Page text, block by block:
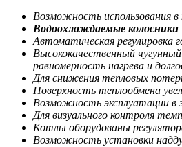
Возможность использования
Водоохлаждаемые колосники
Автоматическая регулировка
Высококачественный
равномерность нагрева и
Для снижения тепловых
Поверхность теплообмена
Возможность эксплуатации в
Для визуального контроля
Котлы оборудованы
Возможность установки